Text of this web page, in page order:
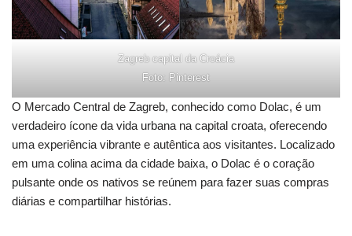
Zagreb capital da Croácia
Foto: Pinterest
O Mercado Central de Zagreb, conhecido como Dolac, é um
verdadeiro ícone da vida urbana na capital croata, oferecendo
uma experiência vibrante e autêntica aos visitantes. Localizado
em uma colina acima da cidade baixa, o Dolac é o coração
pulsante onde os nativos se reúnem para fazer suas compras
diárias e compartilhar histórias.